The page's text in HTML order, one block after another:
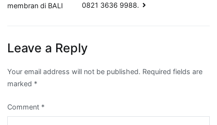
membran di BALI
0821 3636 9988.
Leave a Reply
Your email address will not be published. Required fields are
marked *
Comment *